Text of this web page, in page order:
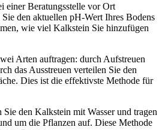
einer Beratungsstelle vor Ort
Sie den aktuellen pH-Wert Ihres Bodens
wie viel Kalkstein Sie hinzufügen
Arten auftragen: durch Aufstreuen
das Ausstreuen verteilen Sie den
Dies ist die effektivste Methode für
den Kalkstein mit Wasser und tragen
um die Pflanzen auf. Diese Methode